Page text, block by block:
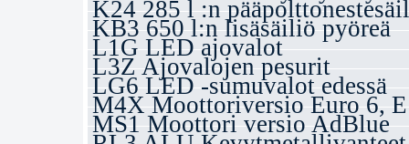
K24 285 l :n
KB3 650 l:n lisäsäiliö pyöreä
L1G LED ajovalot
L3Z Ajovalojen pesurit
LG6 LED -sumuvalot edessä
M4X Moottoriversio Euro 6, E
MS1 Moottori versio AdBlue